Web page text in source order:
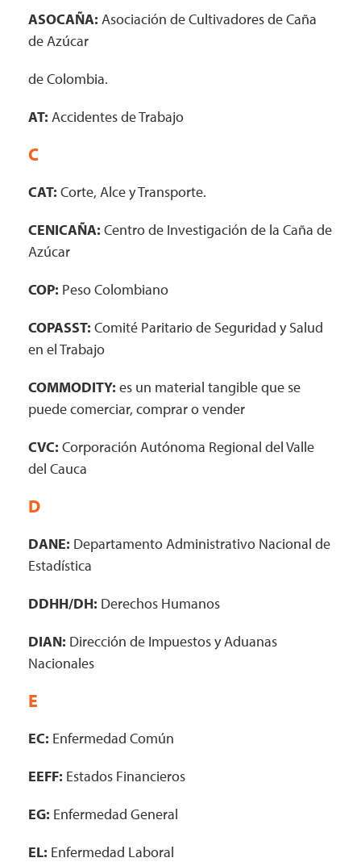
ASOCAÑA: Asociación de Cultivadores de Caña
de Azúcar
de Colombia.
AT: Accidentes de Trabajo
C
CAT: Corte, Alce y Transporte.
CENICAÑA: Centro de Investigación de la Caña de
Azúcar
COP: Peso Colombiano
COPASST: Comité Paritario de Seguridad y Salud
en el Trabajo
COMMODITY: es un material tangible que se
puede comerciar, comprar o vender
CVC: Corporación Autónoma Regional del Valle
del Cauca
D
DANE: Departamento Administrativo Nacional de
Estadística
DDHH/DH: Derechos Humanos
DIAN: Dirección de Impuestos y Aduanas
Nacionales
E
EC: Enfermedad Común
EEFF: Estados Financieros
EG: Enfermedad General
EL: Enfermedad Laboral